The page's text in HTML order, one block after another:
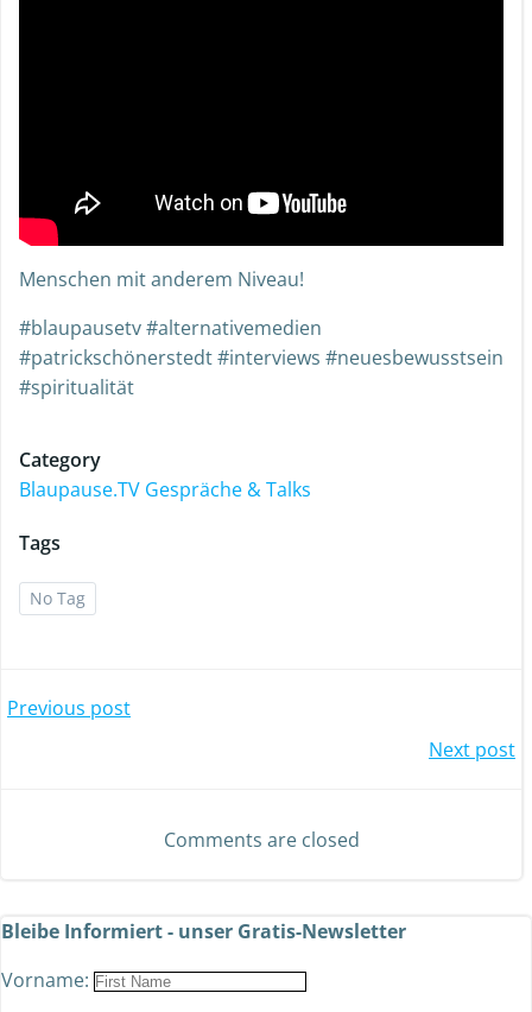
Menschen mit anderem Niveau!
#blaupausetv #alternativemedien
#patrickschönerstedt #interviews #neuesbewusstsein
#spiritualität
Category
Blaupause.TV Gespräche & Talks
Tags
No Tag
Previous post
Next post
Comments are closed
Bleibe Informiert - unser Gratis-Newsletter
Vorname: